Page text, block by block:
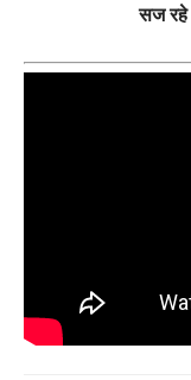
सज रहे